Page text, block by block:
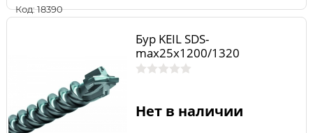
Код: 18390
Бур KEIL SDS-
max25х1200/1320
Нет в наличии